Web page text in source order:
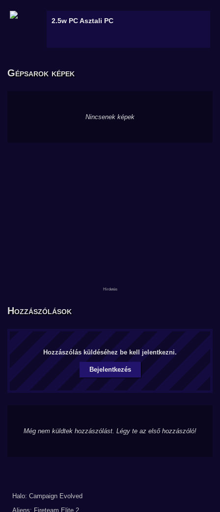
2.5w PCAsztali PC
Gépsarok képek
Nincsenek képek
Hozzászólások
Hozzászólás küldéséhez be kell jelentkezni.
Bejelentkezés
Még nem küldtek hozzászólást. Légy te az első hozzászóló!
Halo: Campaign Evolved
Aliens: Fireteam Elite 2